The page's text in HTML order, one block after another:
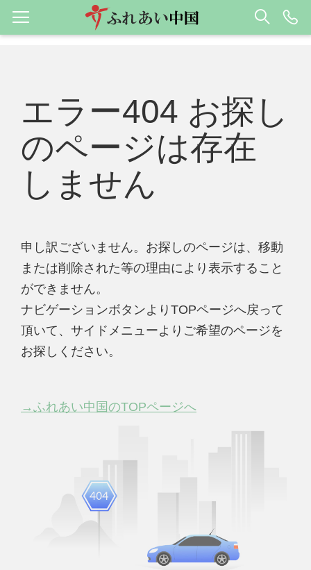
エラー404 お探し
のページは存在
しません
申し訳ございません。お探しのページは、移動
または削除された等の理由により表示すること
ができません。
ナビゲーションボタンよりTOPページへ戻って
頂いて、サイドメニューよりご希望のページを
お探しください。
→ふれあい中国のTOPページへ